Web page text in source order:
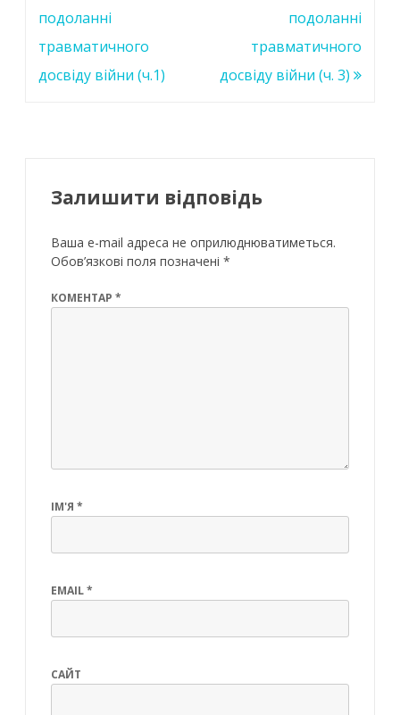
подоланні
травматичного
досвіду війни (ч.1)
подоланні
травматичного
досвіду війни (ч. 3)
Залишити відповідь
Ваша e-mail адреса не оприлюднюватиметься.
Обов’язкові поля позначені *
КОМЕНТАР *
ІМ'Я *
EMAIL*
САЙТ